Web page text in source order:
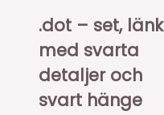
.dot – set, länk
med svarta
detaljer och
svart hänge